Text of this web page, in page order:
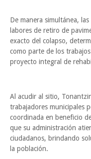
De manera simultánea,
labores de retiro de
exacto del colapso,
como parte de los
proyecto integral de
Al acudir al sitio,
trabajadores municipales
coordinada en beneficio
que su administración
ciudadanos, brindando
la población.